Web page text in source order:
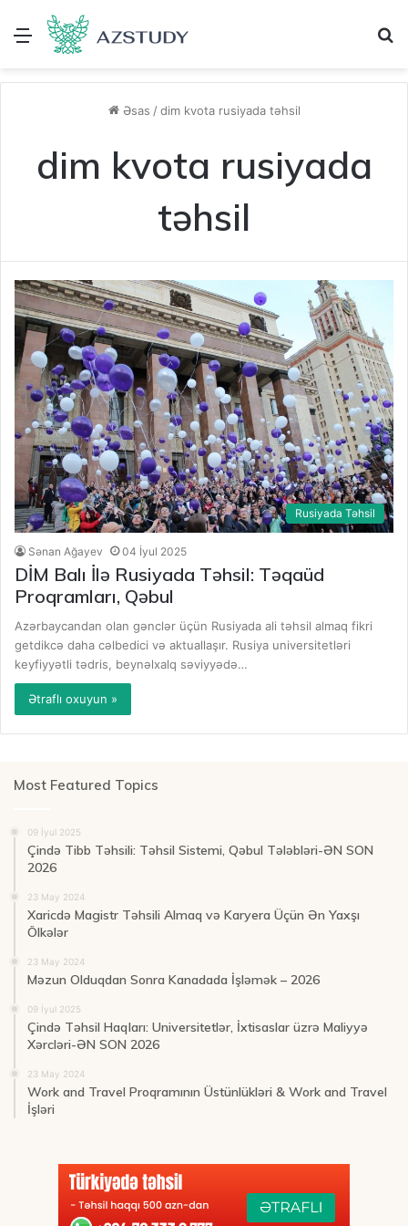
Menu
Əsas / dim kvota rusiyada təhsil
dim kvota rusiyada
təhsil
Rusiyada Təhsil
Sənan Ağayev 04 İyul 2025
DİM Balı İlə Rusiyada Təhsil: Təqaüd
Proqramları, Qəbul
Azərbaycandan olan gənclər üçün Rusiyada ali təhsil almaq fikri
getdikcə daha cəlbedici və aktuallaşır. Rusiya universitetləri
keyfiyyətli tədris, beynəlxalq səviyyədə…
Ətraflı oxuyun »
Most Featured Topics
09 İyul 2025
Çində Tibb Təhsili: Təhsil Sistemi, Qəbul Tələbləri-ƏN SON
2026
23 May 2024
Xaricdə Magistr Təhsili Almaq və Karyera Üçün Ən Yaxşı
Ölkələr
23 May 2024
Məzun Olduqdan Sonra Kanadada İşləmək – 2026
09 İyul 2025
Çində Təhsil Haqları: Universitetlər, İxtisaslar üzrə Maliyyə
Xərcləri-ƏN SON 2026
23 May 2024
Work and Travel Proqramının Üstünlükləri & Work and Travel
İşləri